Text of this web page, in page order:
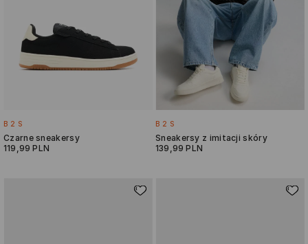
B2S
Czarne sneakersy
119,99 PLN
B2S
Sneakersy z imitacji skóry
139,99 PLN